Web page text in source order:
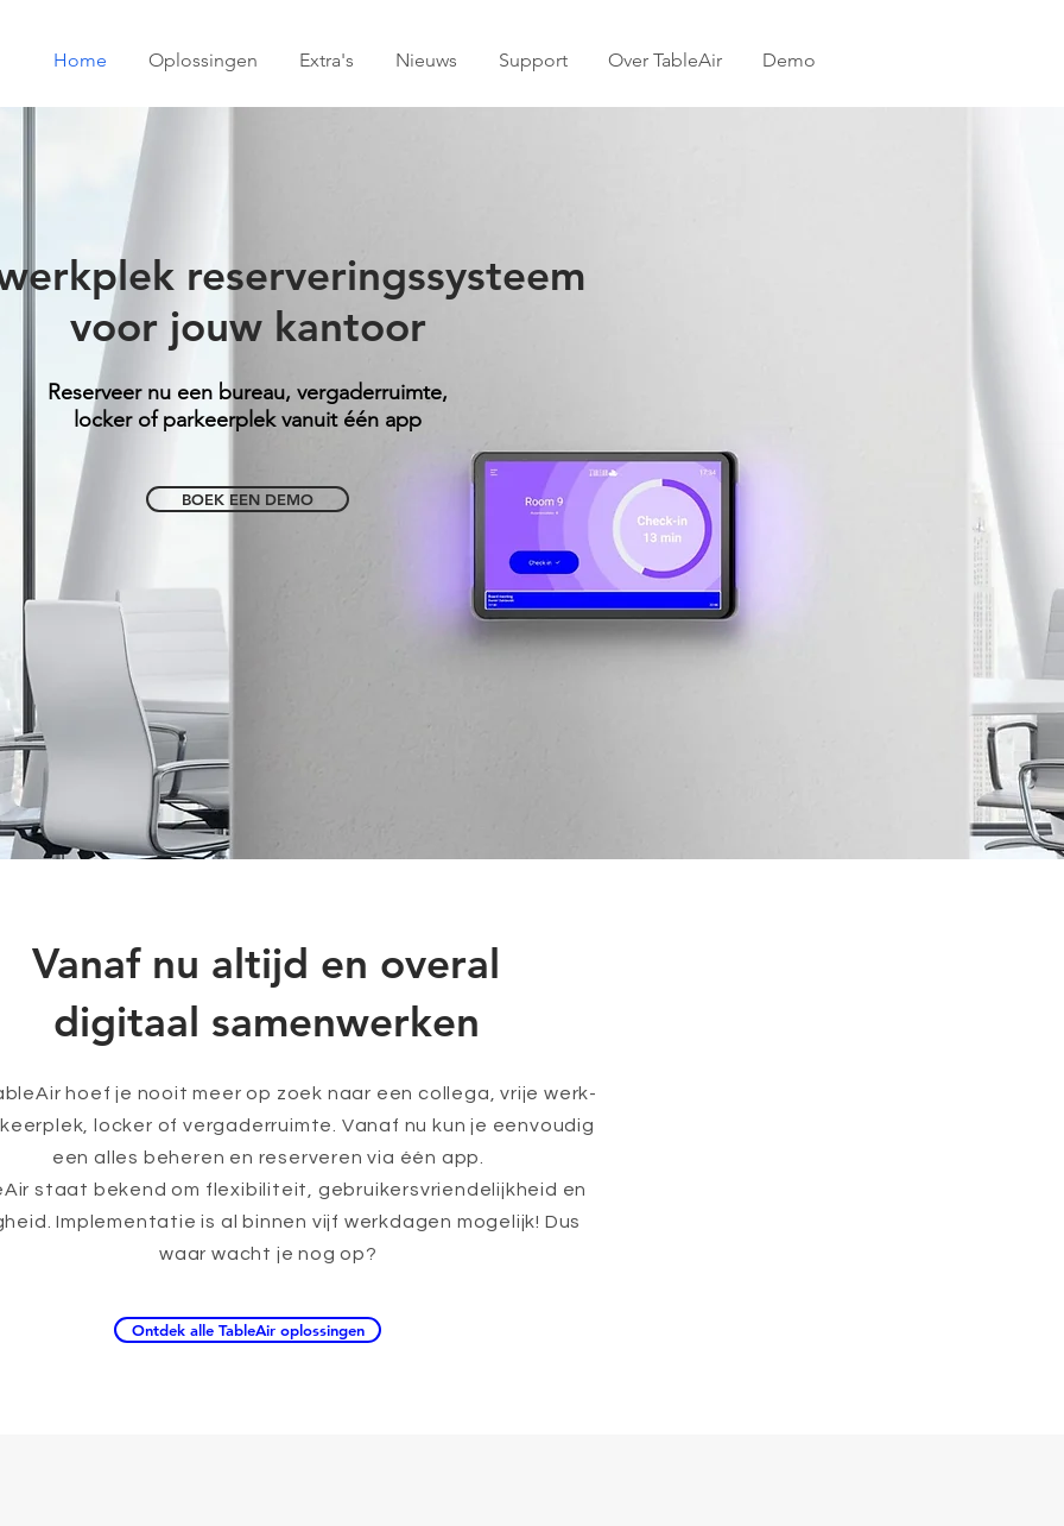
Home Oplossingen Extra's Nieuws Support Over TableAir Demo
reserveringssysteem
voor jouw kantoor
Reserveer nu een bureau, vergaderruimte,
locker of parkeerplek vanuit één app
BOEK EEN DEMO
Vanaf nu altijd en overal
digitaal samenwerken
hoef je nooit meer op zoek naar een collega, vrije werk-
locker of vergaderruimte. Vanaf nu kun je eenvoudig
een alles beheren en reserveren via één app.
staat bekend om flexibiliteit, gebruikersvriendelijkheid en
Implementatie is al binnen vijf werkdagen mogelijk! Dus
waar wacht je nog op?
Ontdek alle TableAir oplossingen